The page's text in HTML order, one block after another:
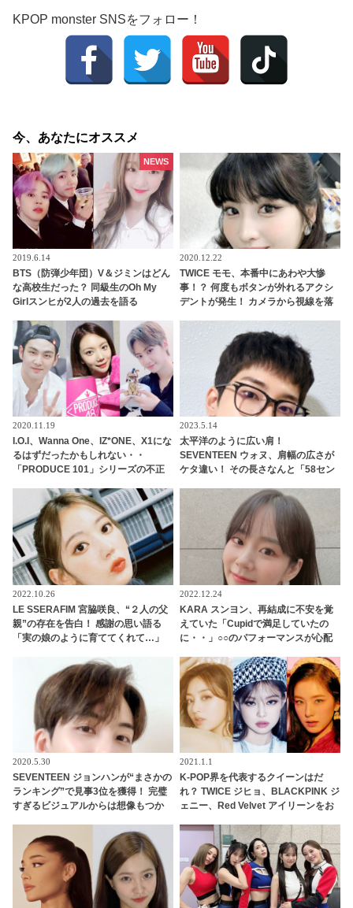
KPOP monster SNSをフォロー！
今、あなたにオススメ
2019.6.14
BTS（防弾少年団）V＆ジミンはどん
な高校生だった？ 同級生のOh My
Girlスンヒが2人の過去を語る
NEWS
2020.12.22
TWICE モモ、本番中にあわや大惨
事！？ 何度もボタンが外れるアクシ
デントが発生！ カメラから視線を落
ェッショナルな行動に拍手喝采[動画
あり]
2020.11.19
I.O.I、Wanna One、IZ*ONE、X1にな
るはずだったかもしれない・・
「PRODUCE 101」シリーズの不正
人の氏名が公表
2023.5.14
太平洋のように広い肩！
SEVENTEEN ウォヌ、肩幅の広さが
ケタ違い！ その長さなんと「58セン
胸キュンするファン続出
2022.10.26
LE SSERAFIM 宮脇咲良、“２人の父
親”の存在を告白！ 感謝の思い語る
「実の娘のように育ててくれて…」
ティブな話題にも臆せず堂々とした
姿を見せる彼女に称賛の声
2022.12.24
KARA スンヨン、再結成に不安を覚
えていた「Cupidで満足していたの
に・・」○○のパフォーマンスが心配
プライドが感じられる発言はさすが
の一言
2020.5.30
SEVENTEEN ジョンハンが“まさかの
ランキング”で見事3位を獲得！ 完璧
すぎるビジュアルからは想像もつか
に… 見る人を唖然とさせたジョンハ
ンの意外な一面にファン大爆笑
2021.1.1
K-POP界を代表するクイーンはだ
れ？ TWICE ジヒョ、BLACKPINK ジ
ェニー、Red Velvet アイリーンをお
れたのは・・